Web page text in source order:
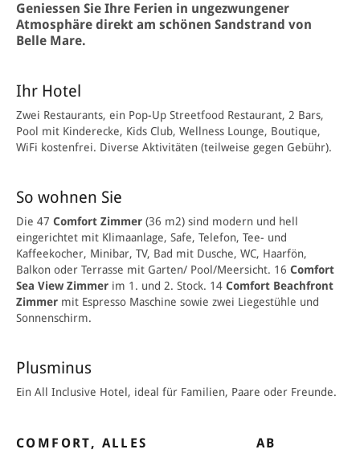
Geniessen Sie Ihre Ferien in ungezwungener
Atmosphäre direkt am schönen Sandstrand von
Belle Mare.
Ihr Hotel
Zwei Restaurants, ein Pop-Up Streetfood Restaurant, 2 Bars,
Pool mit Kinderecke, Kids Club, Wellness Lounge, Boutique,
WiFi kostenfrei. Diverse Aktivitäten (teilweise gegen Gebühr).
So wohnen Sie
Die 47 Comfort Zimmer (36 m2) sind modern und hell
eingerichtet mit Klimaanlage, Safe, Telefon, Tee- und
Kaffeekocher, Minibar, TV, Bad mit Dusche, WC, Haarfön,
Balkon oder Terrasse mit Garten/ Pool/Meersicht. 16 Comfort
Sea View Zimmer im 1. und 2. Stock. 14 Comfort Beachfront
Zimmer mit Espresso Maschine sowie zwei Liegestühle und
Sonnenschirm.
Plusminus
Ein All Inclusive Hotel, ideal für Familien, Paare oder Freunde.
COMFORT, ALLES AB